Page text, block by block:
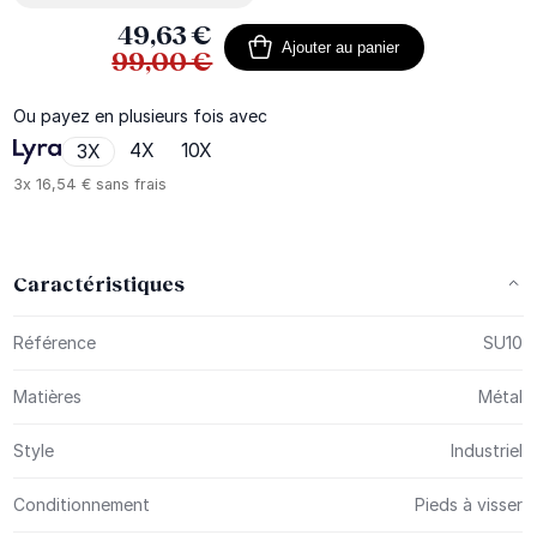
49,63 €
99,00 €
Ajouter au panier
Ou payez en plusieurs fois avec
3X 4X 10X
3x16,54 € sans frais
Caractéristiques
Référence SU10
Matières Métal
Style Industriel
Conditionnement Pieds à visser